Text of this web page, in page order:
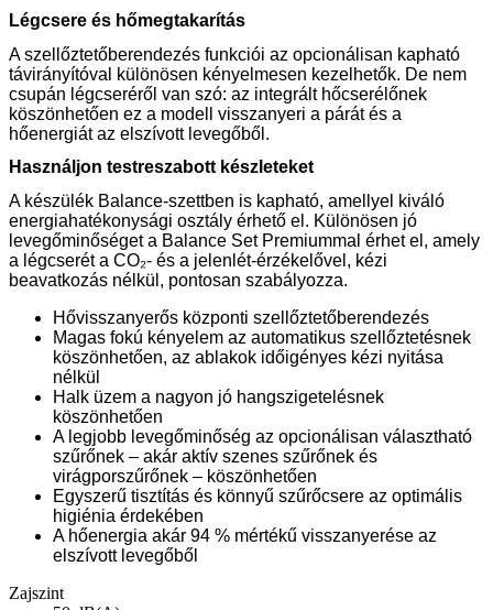
Légcsere és hőmegtakarítás
A szellőztetőberendezés funkciói az opcionálisan kapható
távirányítóval különösen kényelmesen kezelhetők. De nem
csupán légcseréről van szó: az integrált hőcserélőnek
köszönhetően ez a modell visszanyeri a párát és a
hőenergiát az elszívott levegőből.
Használjon testreszabott készleteket
A készülék Balance-szettben is kapható, amellyel kiváló
energiahatékonysági osztály érhető el. Különösen jó
levegőminőséget a Balance Set Premiummal érhet el, amely
a légcserét a CO₂- és a jelenlét-érzékelővel, kézi
beavatkozás nélkül, pontosan szabályozza.
Hővisszanyerős központi szellőztetőberendezés
Magas fokú kényelem az automatikus szellőztetésnek
köszönhetően, az ablakok időigényes kézi nyitása
nélkül
Halk üzem a nagyon jó hangszigetelésnek
köszönhetően
A legjobb levegőminőség az opcionálisan választható
szűrőnek – akár aktív szenes szűrőnek és
virágporszűrőnek – köszönhetően
Egyszerű tisztítás és könnyű szűrőcsere az optimális
higiénia érdekében
A hőenergia akár 94 % mértékű visszanyerése az
elszívott levegőből
Zajszint